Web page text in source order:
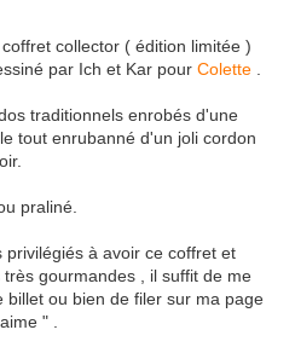
collector ( édition limitée )
par Ich et Kar pour Colette
traditionnels enrobés d'une
tout enrubanné d'un joli cordon
praliné.
à avoir ce coffret et
gourmandes , il suffit de me
billet ou bien de filer sur ma page
" .